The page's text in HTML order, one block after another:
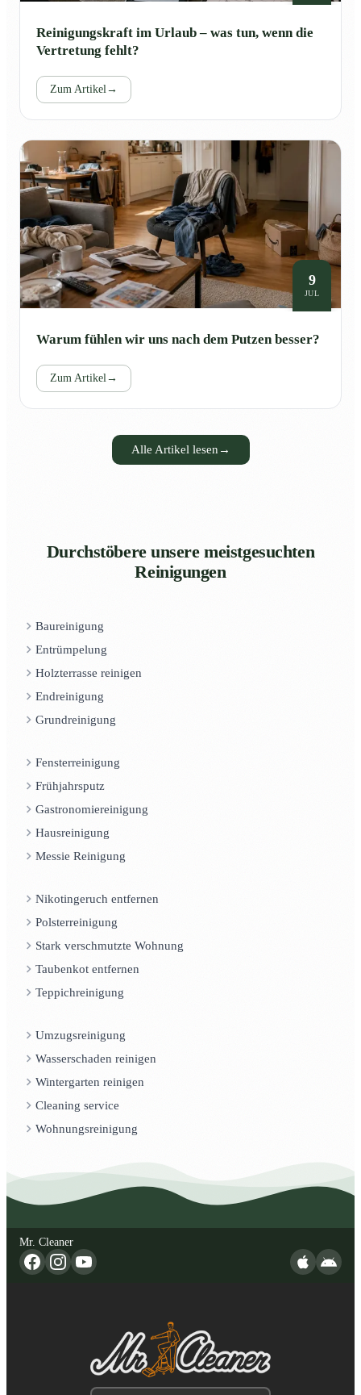
Reinigungskraft im Urlaub – was tun, wenn die
Vertretung fehlt?
Zum Artikel →
9
JUL
Warum fühlen wir uns nach dem Putzen besser?
Zum Artikel →
Alle Artikel lesen →
Durchstöbere unsere meistgesuchten
Reinigungen
Baureinigung
Entrümpelung
Holzterrasse reinigen
Endreinigung
Grundreinigung
Fensterreinigung
Frühjahrsputz
Gastronomiereinigung
Hausreinigung
Messie Reinigung
Nikotingeruch entfernen
Polsterreinigung
Stark verschmutzte Wohnung
Taubenkot entfernen
Teppichreinigung
Umzugsreinigung
Wasserschaden reinigen
Wintergarten reinigen
Cleaning service
Wohnungsreinigung
Mr. Cleaner